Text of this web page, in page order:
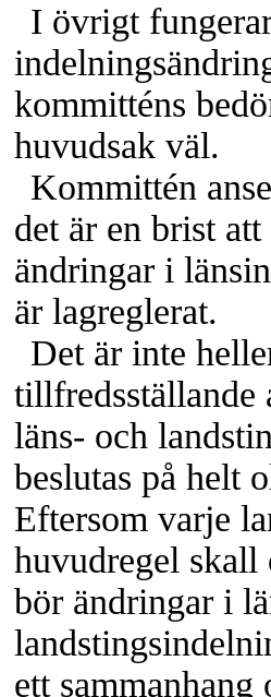
I övrigt
kommitténs
huvudsak väl.
Kommittén
det är en brist
ändringar i
är lagreglerat.
Det är inte
tillfredsställande
läns- och
beslutas på helt
Eftersom varje
huvudregel skall
bör ändringar i
ett sammanhang